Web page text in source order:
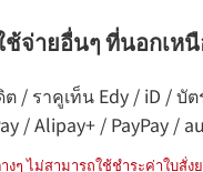
จ่ายอื่นๆ ที่นอกเห
ต / ราคูเท็น Edy / iD /
/ Alipay+ / PayPay /
ๆ ไม่สามารถใช้ชำระค่าใบสั่ง